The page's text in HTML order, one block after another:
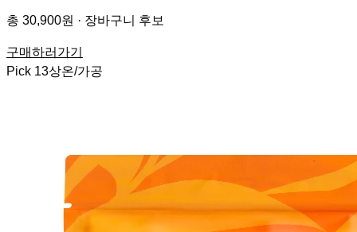
총 30,900원 · 장바구니 후보
구매하러가기
Pick 13상온/가공